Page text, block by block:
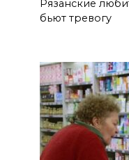
Рязанские
бьют тревогу